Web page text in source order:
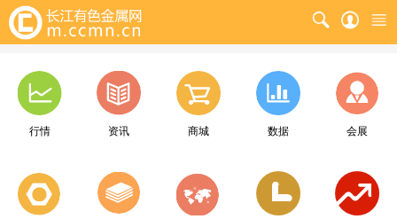
行情 资讯 商城 数据 会展